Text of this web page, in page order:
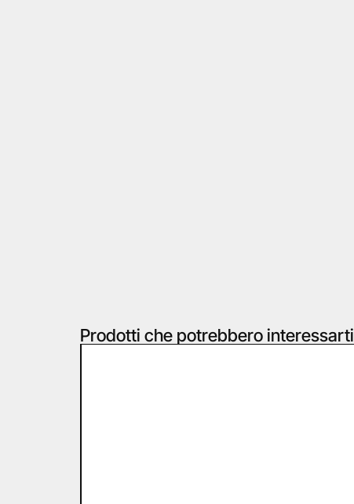
Prodotti che potrebbero interessarti